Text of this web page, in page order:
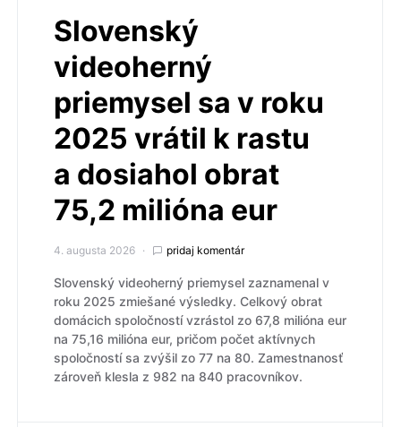
Slovenský
videoherný
priemysel sa v roku
2025 vrátil k rastu
a dosiahol obrat
75,2 milióna eur
4. augusta 2026 pridaj komentár
Slovenský videoherný priemysel zaznamenal v
roku 2025 zmiešané výsledky. Celkový obrat
domácich spoločností vzrástol zo 67,8 milióna eur
na 75,16 milióna eur, pričom počet aktívnych
spoločností sa zvýšil zo 77 na 80. Zamestnanosť
zároveň klesla z 982 na 840 pracovníkov.